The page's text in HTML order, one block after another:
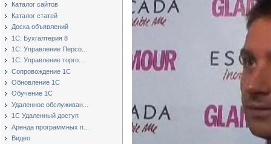
Каталог сайтов
Каталог статей
Доска объявлений
1С: Бухгалтерия 8
1С: Управление Персо...
1С: Управление торго...
Сопровождение 1С
Обновление 1С
Обучение 1С
Удаленное обслуживан...
1С Удаленный доступ
Аренда программных п...
Видео